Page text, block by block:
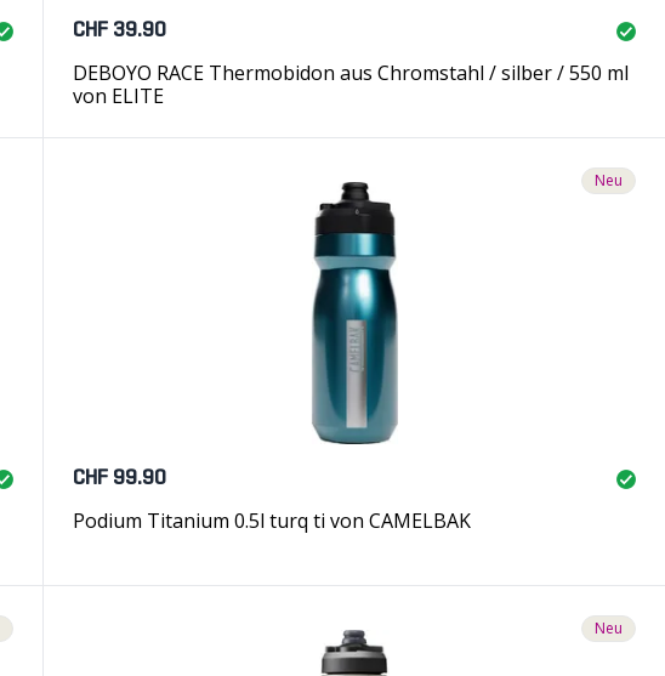
CHF 39.90
DEBOYO RACE Thermobidon aus Chromstahl / silber / 550 ml
von ELITE
Neu
CHF 99.90
Podium Titanium 0.5l turq ti von CAMELBAK
Neu